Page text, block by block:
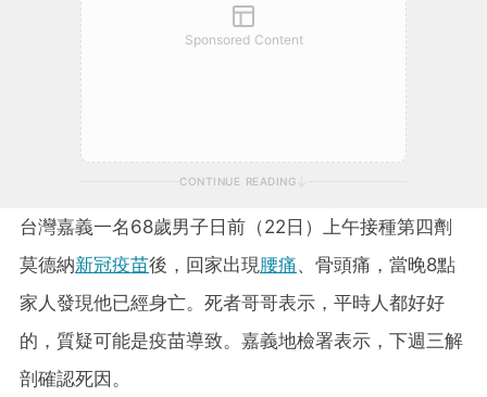
Sponsored Content
CONTINUE READING
台灣嘉義一名68歲男子日前（22日）上午接種第四劑
莫德納新冠疫苗後，回家出現腰痛、骨頭痛，當晚8點
家人發現他已經身亡。死者哥哥表示，平時人都好好
的，質疑可能是疫苗導致。嘉義地檢署表示，下週三解
剖確認死因。